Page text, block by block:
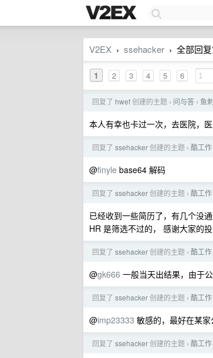
V2EX › ssehacker › 全部回
1 2 3 4 5 6
回复了 hwef创建的主题 › 问与答 › 鱼
本人有幸也卡过一次，去医院，
回复了 ssehacker创建的主题 › 酷工作
@finyle base64 解码
回复了 ssehacker创建的主题 › 酷工作
已经收到一些简历了，有几个没
HR 是筛选不过的， 感谢大家的投
回复了 ssehacker创建的主题 › 酷工作
@gk666 一般当天出结果，由于
回复了 ssehacker创建的主题 › 酷工作
@imp23333 敏感的，最好在某家
回复了 ssehacker创建的主题 › 酷工作